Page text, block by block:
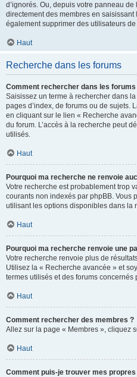
d’ignorés. Ou, depuis votre panneau
directement des membres en saisissant
également supprimer des utilisateurs
Haut
Recherche dans les forums
Comment rechercher dans les forums
Saisissez un terme à rechercher dans
pages d’index, de forums ou de sujets.
en cliquant sur le lien « Recherche
du forum. L’accès à la recherche peut
utilisés.
Haut
Pourquoi ma recherche ne renvoie
Votre recherche est probablement trop
courants non indexés par phpBB. Vous
utilisant les options disponibles dans la
Haut
Pourquoi ma recherche renvoie une
Votre recherche renvoie plus de
Utilisez la « Recherche avancée » et
termes utilisés et des forums concernés
Haut
Comment rechercher des membres ?
Allez sur la page « Membres », cliquez
Haut
Comment puis-je trouver mes